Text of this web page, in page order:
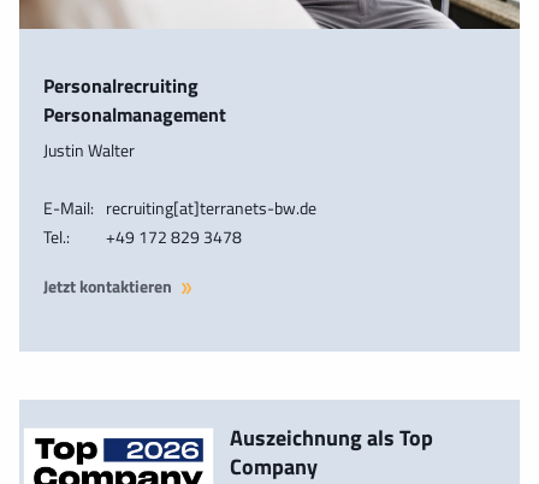
Personalrecruiting
Personalmanagement
Justin Walter
E-Mail: recruiting[at]terranets-bw.de
Tel.:
+49 172 829 3478
Jetzt kontaktieren
Auszeichnung als Top
Company